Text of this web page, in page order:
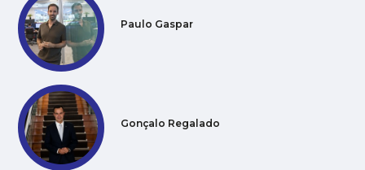
Paulo Gaspar
Gonçalo Regalado